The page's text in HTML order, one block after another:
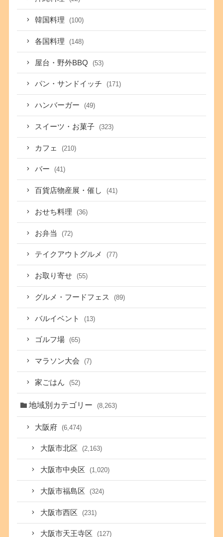
韓国料理 (100)
各国料理 (148)
屋台・野外BBQ (53)
パン・サンドイッチ (171)
ハンバーガー (49)
スイーツ・お菓子 (323)
カフェ (210)
バー (41)
百貨店物産展・催し (41)
おせち料理 (36)
お弁当 (72)
テイクアウトグルメ (77)
お取り寄せ (55)
グルメ・フードフェス (89)
バルイベント (13)
ゴルフ場 (65)
マラソン大会 (7)
家ごはん (52)
地域別カテゴリー (8,263)
大阪府 (6,474)
大阪市北区 (2,163)
大阪市中央区 (1,020)
大阪市福島区 (324)
大阪市西区 (231)
大阪市天王寺区 (127)